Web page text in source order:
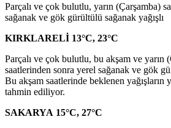
Parçalı ve çok bulutlu, yarın (Çarşamba)
sağanak ve gök gürültülü sağanak yağışlı
KIRKLARELİ 13°C, 23°C
Parçalı ve çok bulutlu, bu akşam ve yarın
saatlerinden sonra yerel sağanak ve gök
Bu akşam saatlerinde beklenen yağışların
tahmin ediliyor.
SAKARYA 15°C, 27°C